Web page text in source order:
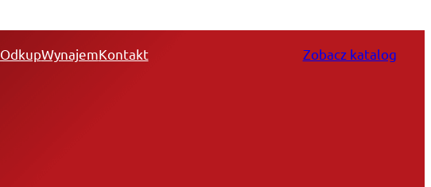
OdkupWynajemKontakt Zobacz katalog